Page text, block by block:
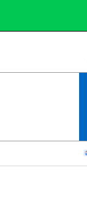
1등급
6등급